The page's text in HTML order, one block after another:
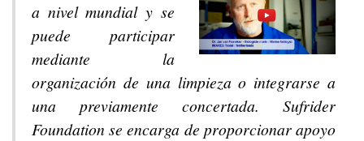
a nivel mundial y se
puede participar
mediante la
organización de una limpieza o integrarse a
una previamente concertada. Sufrider
Foundation se encarga de proporcionar apoyo